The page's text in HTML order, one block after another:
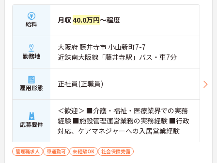
給料 月収40.0万円～程度
勤務地
大阪府 藤井寺市 小山新町7-7
近鉄南大阪線「藤井寺駅」バス・車7分
雇用形態 正社員(正職員)
応募要件
＜歓迎＞ ■介護・福祉・医療業界での実務
経験 ■施設管理運営業務の実務経験 ■行政
対応、ケアマネジャーへの入居営業経験
管理職求人 車通勤可 未経験OK 社会保険完備